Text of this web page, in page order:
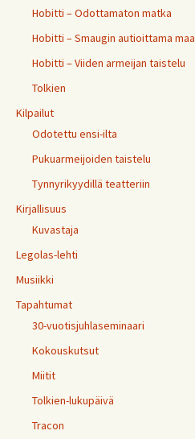
Hobitti – Odottamaton matka
Hobitti – Smaugin autioittama maa
Hobitti – Viiden armeijan taistelu
Tolkien
Kilpailut
Odotettu ensi-ilta
Pukuarmeijoiden taistelu
Tynnyrikyydillä teatteriin
Kirjallisuus
Kuvastaja
Legolas-lehti
Musiikki
Tapahtumat
30-vuotisjuhlaseminaari
Kokouskutsut
Miitit
Tolkien-lukupäivä
Tracon